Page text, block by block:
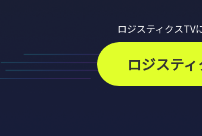
ロジスティクスTV
ロジステ